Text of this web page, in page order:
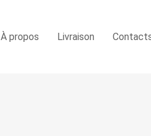
À propos Livraison